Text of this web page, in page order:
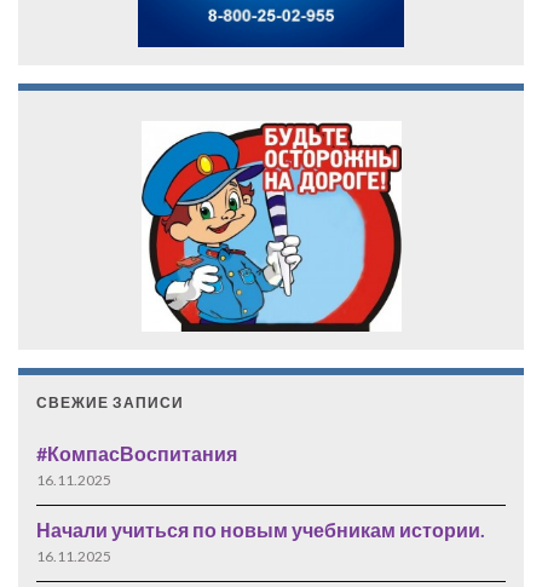
СВЕЖИЕ ЗАПИСИ
#КомпасВоспитания
16.11.2025
Начали учиться по новым учебникам истории.
16.11.2025